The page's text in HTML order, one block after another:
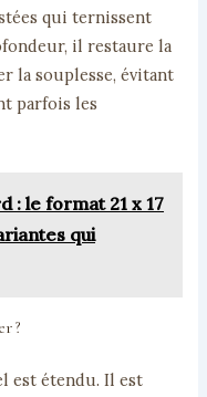
qui ternissent
il restaure la
la souplesse, évitant
parfois les
: le format 21 x 17
qui
?
est étendu. Il est